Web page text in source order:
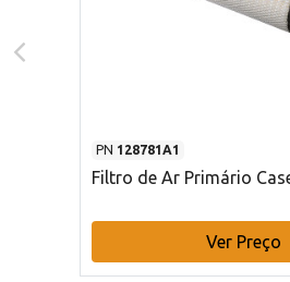
PN 128781A1
Filtro de Ar Primário
Ver Preço